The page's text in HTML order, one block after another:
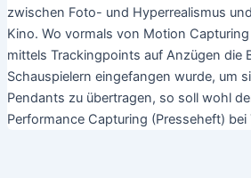
zwischen Foto- und Hyperrealismus
Kino. Wo vormals von Motion
mittels Trackingpoints auf Anzügen die
Schauspielern eingefangen wurde, um
Pendants zu übertragen, so soll wohl
Performance Capturing (Presseheft)